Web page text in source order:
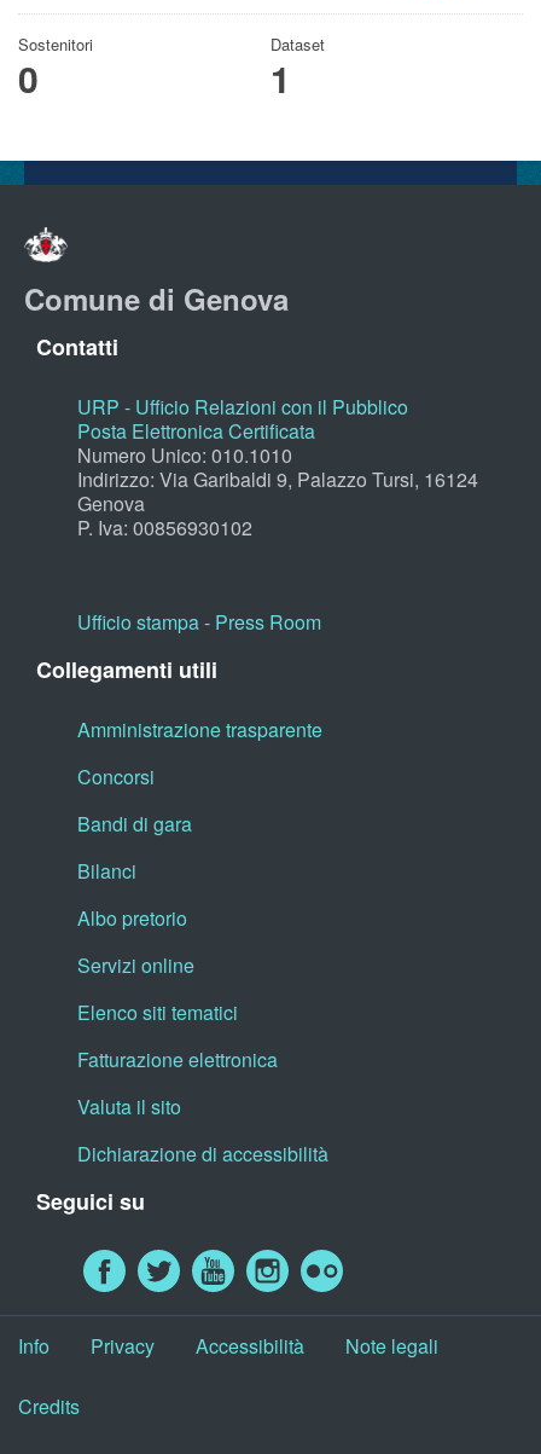
Sostenitori
0
Dataset
1
Comune di Genova
Contatti
URP - Ufficio Relazioni con il Pubblico
Posta Elettronica Certificata
Numero Unico: 010.1010
Indirizzo: Via Garibaldi 9, Palazzo Tursi, 16124
Genova
P. Iva: 00856930102
Ufficio stampa - Press Room
Collegamenti utili
Amministrazione trasparente
Concorsi
Bandi di gara
Bilanci
Albo pretorio
Servizi online
Elenco siti tematici
Fatturazione elettronica
Valuta il sito
Dichiarazione di accessibilità
Seguici su
Info Privacy Accessibilità Note legali
Credits